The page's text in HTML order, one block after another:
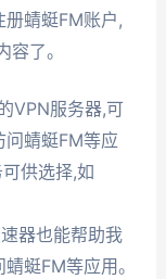
蜻蜓FM账户,
了。
VPN服务器,可
问蜻蜓FM等应
供选择,如
器也能帮助我
蜓FM等应用。